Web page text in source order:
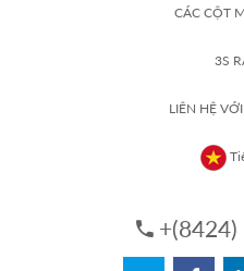
CÁC CỘT
3S
LIÊN HỆ
+(8424)